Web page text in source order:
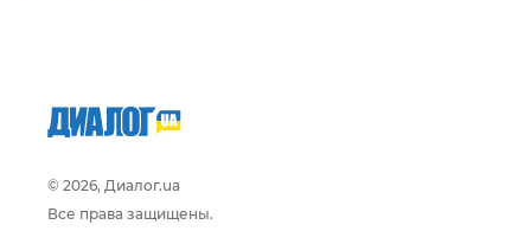
© 2026, Диалог.ua
Все права защищены.